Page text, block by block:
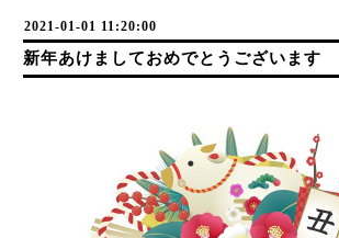
2021-01-01 11:20:00
新年あけましておめでとうございます